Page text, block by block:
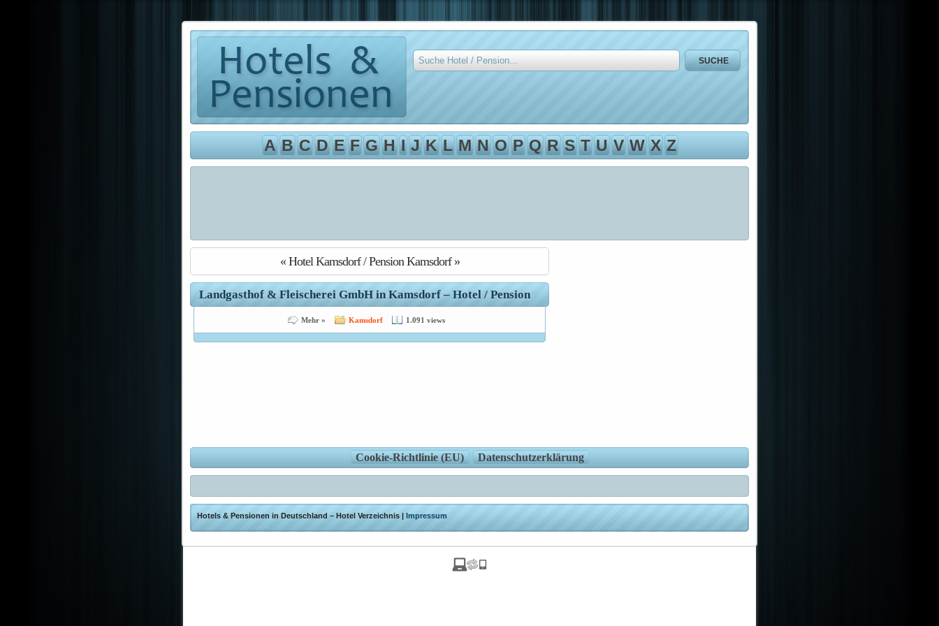
A B C D E F G H I J K L M N O P Q R S T U V W X Z
« Hotel Kamsdorf / Pension Kamsdorf »
Landgasthof & Fleischerei GmbH in Kamsdorf – Hotel / Pension
Mehr » Kamsdorf 1.091 views
Cookie-Richtlinie (EU) Datenschutzerklärung
Hotels & Pensionen in Deutschland – Hotel Verzeichnis | Impressum